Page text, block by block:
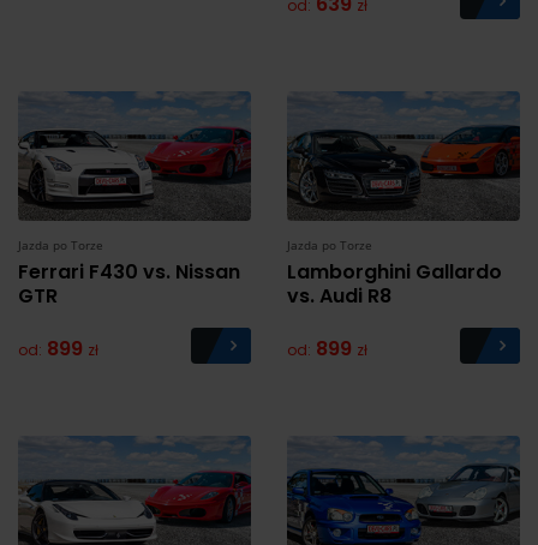
od: zł
Jazda po Torze
Ferrari F430 vs. Nissan
GTR
od: 899 zł
Jazda po Torze
Lamborghini Gallardo
vs. Audi R8
od: 899 zł